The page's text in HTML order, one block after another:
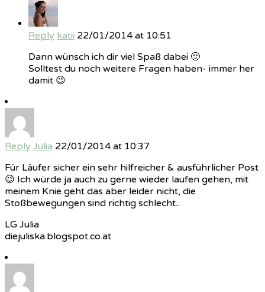
Reply katii 22/01/2014 at 10:51
Dann wünsch ich dir viel Spaß dabei 🙂
Solltest du noch weitere Fragen haben- immer her
damit 😉
Reply Julia 22/01/2014 at 10:37
Für Läufer sicher ein sehr hilfreicher & ausführlicher Post
😉 Ich würde ja auch zu gerne wieder laufen gehen, mit
meinem Knie geht das aber leider nicht, die
Stoßbewegungen sind richtig schlecht..
LG Julia
diejuliska.blogspot.co.at